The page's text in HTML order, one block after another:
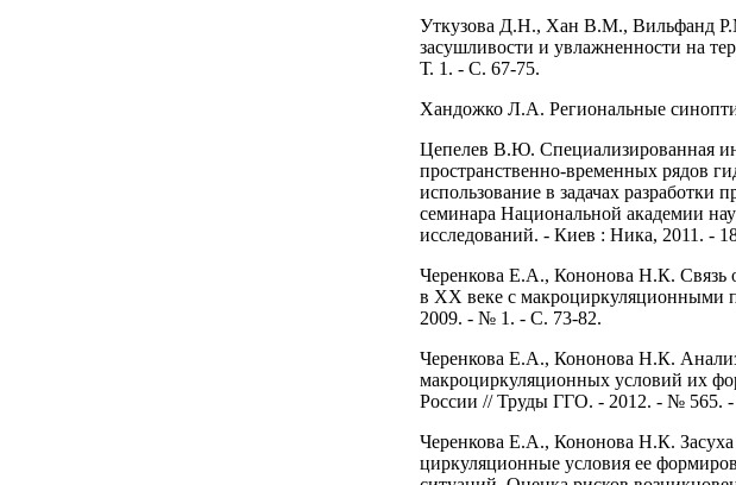
Уткузова Д.Н., Хан В.М., Вильфанд
засушливости и увлажненности на
Т. 1. - С. 67-75.
Хандожко Л.А. Региональные
Цепелев В.Ю. Специализированная
пространственно-временных рядов
использование в задачах разработки
семинара Национальной академии
исследований. - Киев : Ника, 2011. -
Черенкова Е.А., Кононова Н.К. Связь
в XX веке с макроциркуляционными
2009. - № 1. - С. 73-82.
Черенкова Е.А., Кононова Н.К.
макроциркуляционных условий их
России // Труды ГГО. - 2012. - № 565. -
Черенкова Е.А., Кононова Н.К.
циркуляционные условия ее